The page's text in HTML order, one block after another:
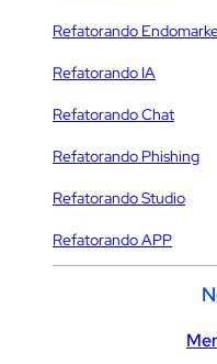
Refatorando
Refatorando IA
Refatorando Chat
Refatorando Phishing
Refatorando Studio
Refatorando APP